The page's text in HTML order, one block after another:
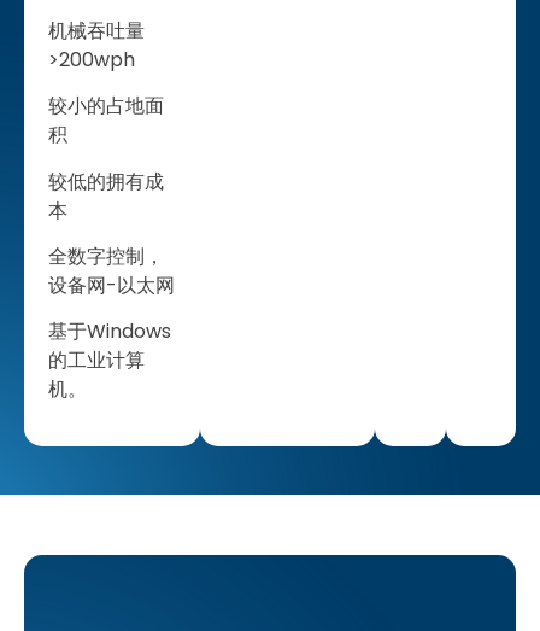
机械吞吐量
>200wph
较小的占地面
积
较低的拥有成
本
全数字控制，
设备网-以太网
基于Windows
的工业计算
机。